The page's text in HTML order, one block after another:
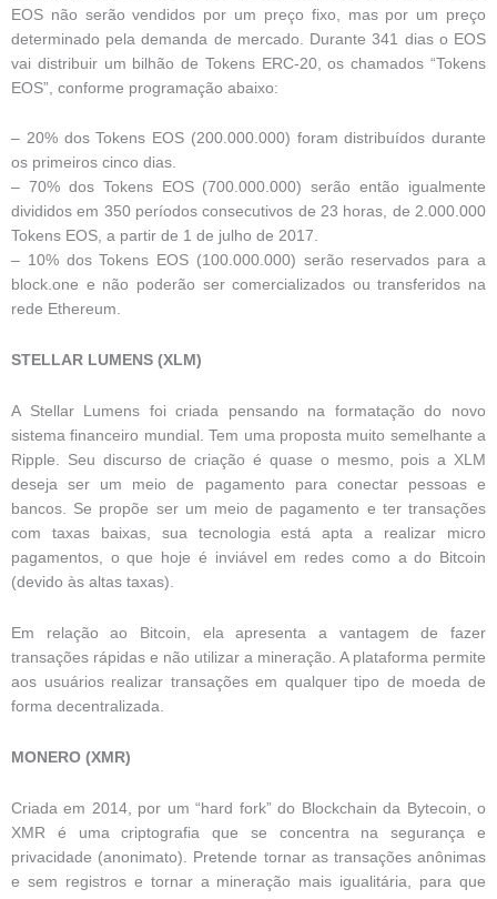
EOS não serão vendidos por um preço fixo, mas por um preço
determinado pela demanda de mercado. Durante 341 dias o EOS
vai distribuir um bilhão de Tokens ERC-20, os chamados “Tokens
EOS”, conforme programação abaixo:
– 20% dos Tokens EOS (200.000.000) foram distribuídos durante
os primeiros cinco dias.
– 70% dos Tokens EOS (700.000.000) serão então igualmente
divididos em 350 períodos consecutivos de 23 horas, de 2.000.000
Tokens EOS, a partir de 1 de julho de 2017.
– 10% dos Tokens EOS (100.000.000) serão reservados para a
block.one e não poderão ser comercializados ou transferidos na
rede Ethereum.
STELLAR LUMENS (XLM)
A Stellar Lumens foi criada pensando na formatação do novo
sistema financeiro mundial. Tem uma proposta muito semelhante a
Ripple. Seu discurso de criação é quase o mesmo, pois a XLM
deseja ser um meio de pagamento para conectar pessoas e
bancos. Se propõe ser um meio de pagamento e ter transações
com taxas baixas, sua tecnologia está apta a realizar micro
pagamentos, o que hoje é inviável em redes como a do Bitcoin
(devido às altas taxas).
Em relação ao Bitcoin, ela apresenta a vantagem de fazer
transações rápidas e não utilizar a mineração. A plataforma permite
aos usuários realizar transações em qualquer tipo de moeda de
forma decentralizada.
MONERO (XMR)
Criada em 2014, por um “hard fork” do Blockchain da Bytecoin, o
XMR é uma criptografia que se concentra na segurança e
privacidade (anonimato). Pretende tornar as transações anônimas
e sem registros e tornar a mineração mais igualitária, para que